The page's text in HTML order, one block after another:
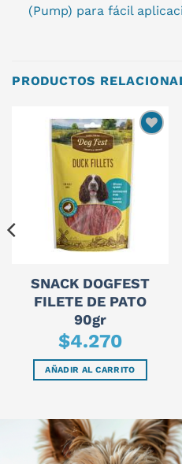
(Pump) para fácil
PRODUCTOS
SNACK DOGFEST
FILETE DE PATO
90gr
$4.270
AÑADIR AL CARRITO